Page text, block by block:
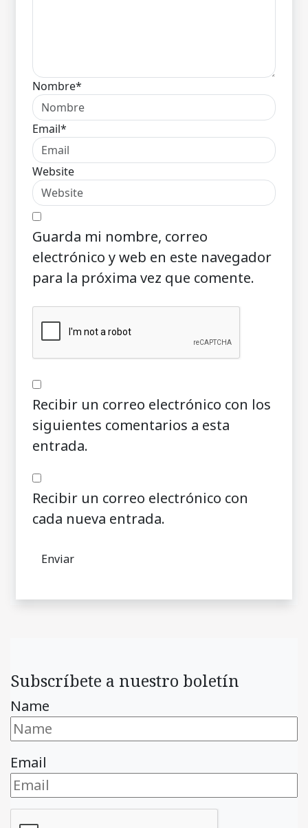
Nombre*
Email*
Website
Guarda mi nombre, correo
electrónico y web en este navegador
para la próxima vez que comente.
Recibir un correo electrónico con los
siguientes comentarios a esta
entrada.
Recibir un correo electrónico con
cada nueva entrada.
Subscríbete a nuestro boletín
Name
Email